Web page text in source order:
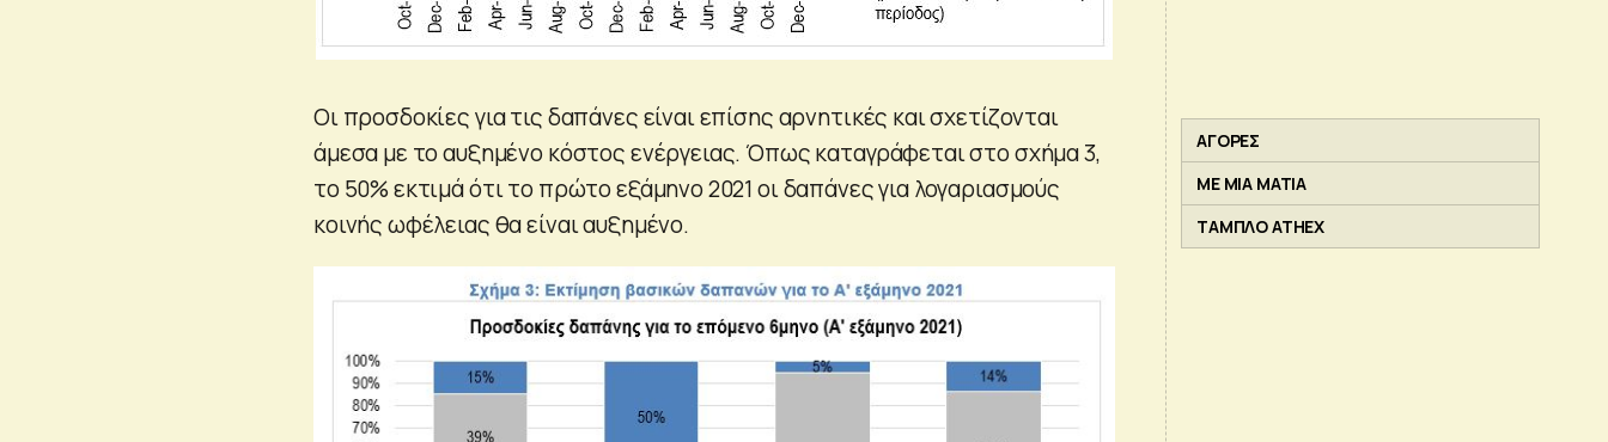
Οι προσδοκίες για τις δαπάνες είναι επίσης αρνητικές και σχετίζονται
άμεσα με το αυξημένο κόστος ενέργειας. Όπως καταγράφεται στο σχήμα 3,
το 50% εκτιμά ότι το πρώτο εξάμηνο 2021 οι δαπάνες για λογαριασμούς
κοινής ωφέλειας θα είναι αυξημένο.
ΑΓΟΡΕΣ
ΜΕ ΜΙΑ ΜΑΤΙΑ
ΤΑΜΠΛΟ ATHEX